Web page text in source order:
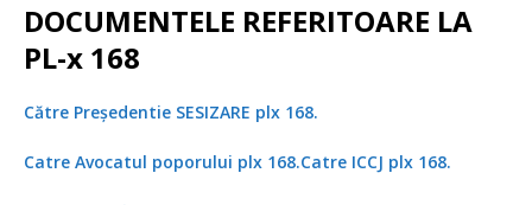
DOCUMENTELE REFERITOARE LA
PL-x 168
Către Președentie SESIZARE plx 168.
Catre Avocatul poporului plx 168.Catre ICCJ plx 168.